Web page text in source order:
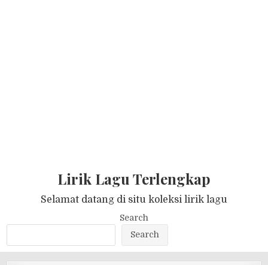
Lirik Lagu Terlengkap
Selamat datang di situ koleksi lirik lagu
Search
Search